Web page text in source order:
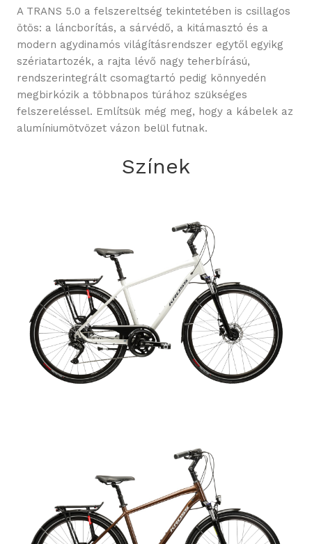
A TRANS 5.0 a felszereltség tekintetében is csillagos
ötös: a láncborítás, a sárvédő, a kitámasztó és a
modern agydinamós világításrendszer egytől egyikg
szériatartozék, a rajta lévő nagy teherbírású,
rendszerintegrált csomagtartó pedig könnyedén
megbirkózik a többnapos túrához szükséges
felszereléssel. Említsük még meg, hogy a kábelek az
alumíniumötvözet vázon belül futnak.
Színek